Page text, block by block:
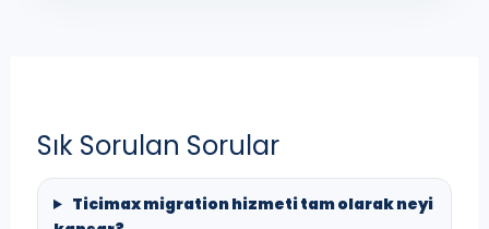
Sık Sorulan Sorular
Ticimax migration hizmeti tam olarak neyi